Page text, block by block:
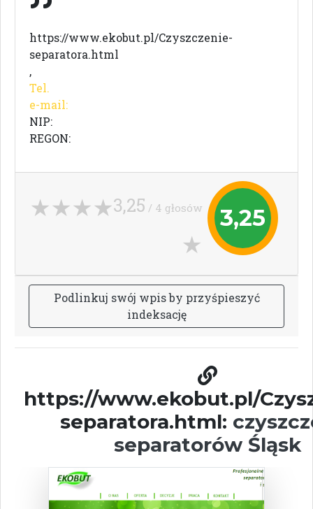
https://www.ekobut.pl/Czyszczenie-
separatora.html
,
Tel.
e-mail:
NIP:
REGON:
3,25
3,25 / 4 głosów
Podlinkuj swój wpisby przyśpieszyć
indeksację
https://www.ekobut.pl/
separatora.html:
separatorów Śląsk